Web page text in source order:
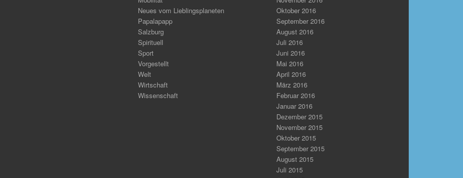
Neues vom Lieblingsplaneten
Papalapapp
Salzburg
Spirituell
Sport
Vorgestellt
Welt
Wirtschaft
Wissenschaft
Oktober 2016
September 2016
August 2016
Juli 2016
Juni 2016
Mai 2016
April 2016
März 2016
Februar 2016
Januar 2016
Dezember 2015
November 2015
Oktober 2015
September 2015
August 2015
Juli 2015